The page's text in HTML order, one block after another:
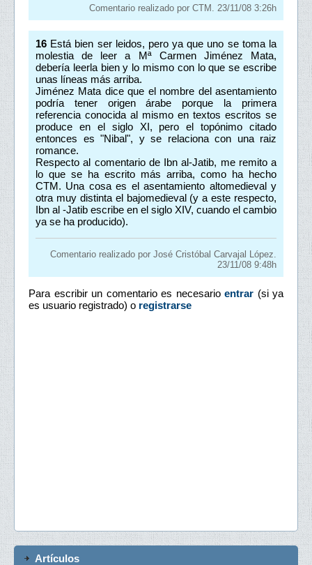
Comentario realizado por CTM. 23/11/08 3:26h
16 Está bien ser leidos, pero ya que uno se toma la
molestia de leer a Mª Carmen Jiménez Mata,
debería leerla bien y lo mismo con lo que se escribe
unas líneas más arriba.
Jiménez Mata dice que el nombre del asentamiento
podría tener origen árabe porque la primera
referencia conocida al mismo en textos escritos se
produce en el siglo XI, pero el topónimo citado
entonces es "Nibal", y se relaciona con una raiz
romance.
Respecto al comentario de Ibn al-Jatib, me remito a
lo que se ha escrito más arriba, como ha hecho
CTM. Una cosa es el asentamiento altomedieval y
otra muy distinta el bajomedieval (y a este respecto,
Ibn al -Jatib escribe en el siglo XIV, cuando el cambio
ya se ha producido).
Comentario realizado por José Cristóbal Carvajal López.
23/11/08 9:48h
Para escribir un comentario es necesario entrar (si ya
es usuario registrado) o registrarse
Artículos